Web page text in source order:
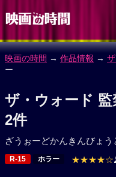
映画の時間 → 作品情報 →
ー
ザ・ウォード
2件
ざうぉーどかんきんびょう
R-15 ホラー ★★★★☆